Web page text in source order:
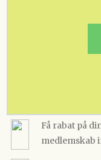
Få rabat på
medlemskab